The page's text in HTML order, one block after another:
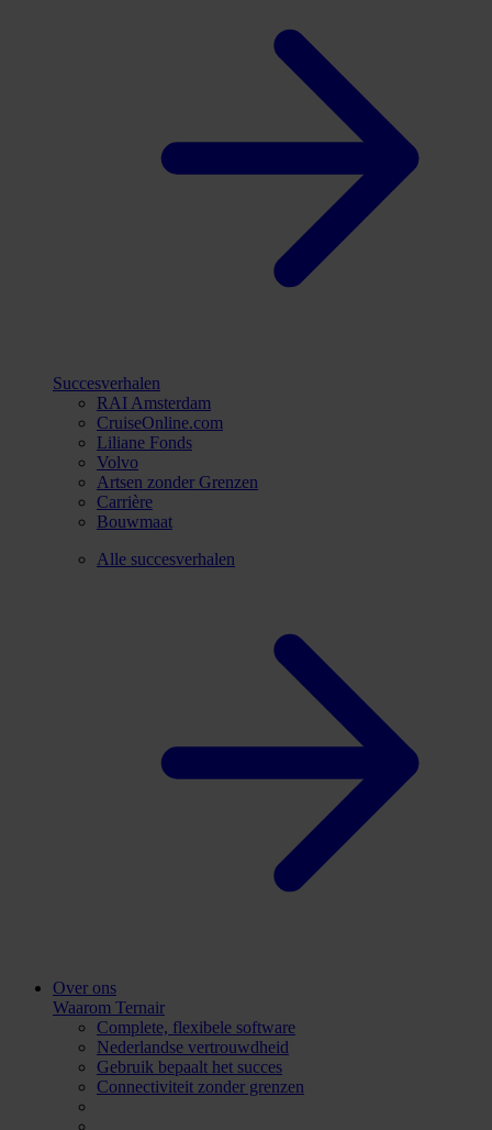
Succesverhalen
RAI Amsterdam
CruiseOnline.com
Liliane Fonds
Volvo
Artsen zonder Grenzen
Carrière
Bouwmaat
Alle succesverhalen
Over ons
Waarom Ternair
Complete, flexibele software
Nederlandse vertrouwdheid
Gebruik bepaalt het succes
Connectiviteit zonder grenzen